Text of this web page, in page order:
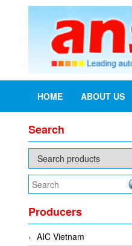
HOME ABOUT US
Search
Producers
AIC Vietnam